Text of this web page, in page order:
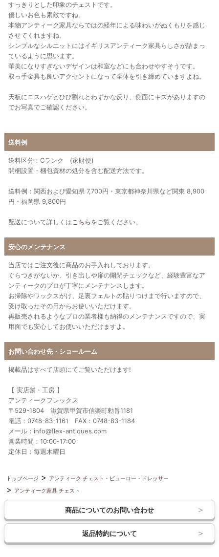
すっきりとした印象のチェストです。
優しいお色も素敵ですね。
本物アンティーク家具ならではの経年による味わいがぬくもりを感じ
させてくれますね。
シンプルなシルエットにはイギリスアンティーク家具らしさが詰まっ
ているように思います。
華美になりすぎないデザインは和室などにも合わせやすそうです。
取っ手金具も良いアクセントになって全体を引き締めていますよね。
天板にニスハゲとひび割れとわずかな反り、側面にキズがありますの
でお写真でご確認ください。
送料例
送料区分：Cランク (家財便)
開梱設置・梱包資材の処分を含む配送方法です。
送料例：関西および愛知県 7,700円・東京都神奈川県など関東 8,900
円・福岡県 9,800円
配送について詳しくは こちらをご覧ください。
安心のメンテナンス
当店ではご注文後に商品のお手入れしております。
ぐらつきがないか、引き出しや扉の開閉チェックなど、経験豊富なア
ンティークのプロが丁寧にメンテナンスします。
お掃除やワックスがけ、足裏フェルトの貼りつけまで行いますので、
受け取ったその日からお使いいただけます。
再販売されるようなプロの業者様も納得のメンテナンスですので、実
用面でも安心してお使いいただけますよ。
お問い合わせ先・ショールーム
掲載品はすべて店頭にてご覧いただけます!
【 実店舗・工房 】
アンティークフレックス
〒529-1804 滋賀県甲賀市信楽町勅旨1181
電話：0748-83-1161 FAX：0748-83-1184
メール：info@flex-antiques.com
営業時間：10:00-17:00
定休日：毎週木曜日
トップページ
アンティーク チェスト・ビューロー・ドレッサー
アンティーク家具 チェスト
商品についてのお問い合わせ
返品特約について